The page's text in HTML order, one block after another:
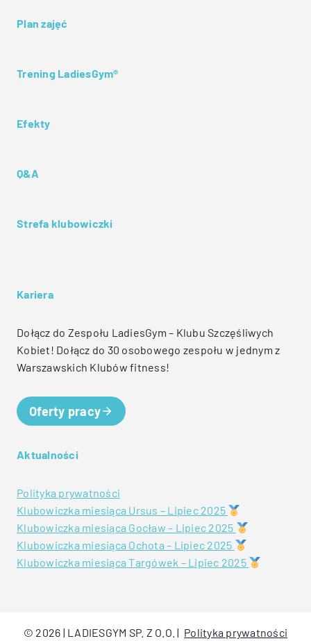
Plan zajęć
Trening LadiesGym®
Efekty
Q&A
Strefa klubowiczki
Kariera
Dołącz do Zespołu LadiesGym – Klubu Szczęśliwych
Kobiet! Dołącz do 30 osobowego zespołu w jednym z
Warszawskich Klubów fitness!
Oferty pracy
Aktualności
Polityka prywatności
Klubowiczka miesiąca Ursus – Lipiec 2025
Klubowiczka miesiąca Gocław – Lipiec 2025
Klubowiczka miesiąca Ochota – Lipiec 2025
Klubowiczka miesiąca Targówek – Lipiec 2025
© 2026 | LADIESGYM SP. Z O.O. | Polityka prywatności